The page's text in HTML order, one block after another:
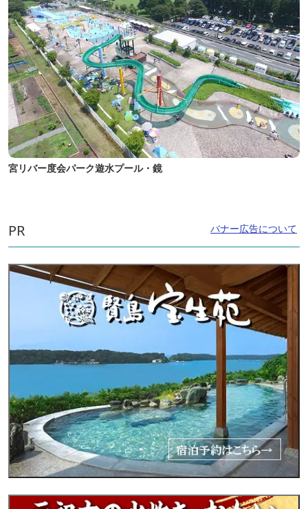
宮リバー度会パーク遊水プール・鏡
PR バナー広告について